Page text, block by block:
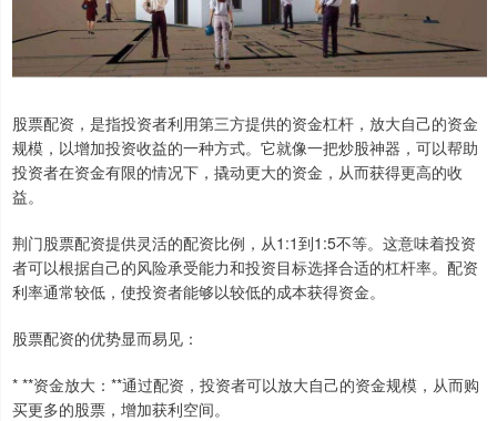
股票配资，是指投资者利用第三方提供的资金杠杆，放大自己的资金
规模，以增加投资收益的一种方式。它就像一把炒股神器，可以帮助
投资者在资金有限的情况下，撬动更大的资金，从而获得更高的收
益。
荆门股票配资提供灵活的配资比例，从1:1到1:5不等。这意味着投资
者可以根据自己的风险承受能力和投资目标选择合适的杠杆率。配资
利率通常较低，使投资者能够以较低的成本获得资金。
股票配资的优势显而易见：
* **资金放大：**通过配资，投资者可以放大自己的资金规模，从而购
买更多的股票，增加获利空间。